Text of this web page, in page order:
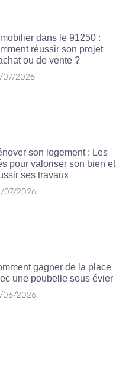
dans le 91250 :
réussir son projet
ou de vente ?
07/2026
son logement : Les
pour valoriser son bien et
ses travaux
07/2026
gagner de la place
une poubelle sous évier
06/2026